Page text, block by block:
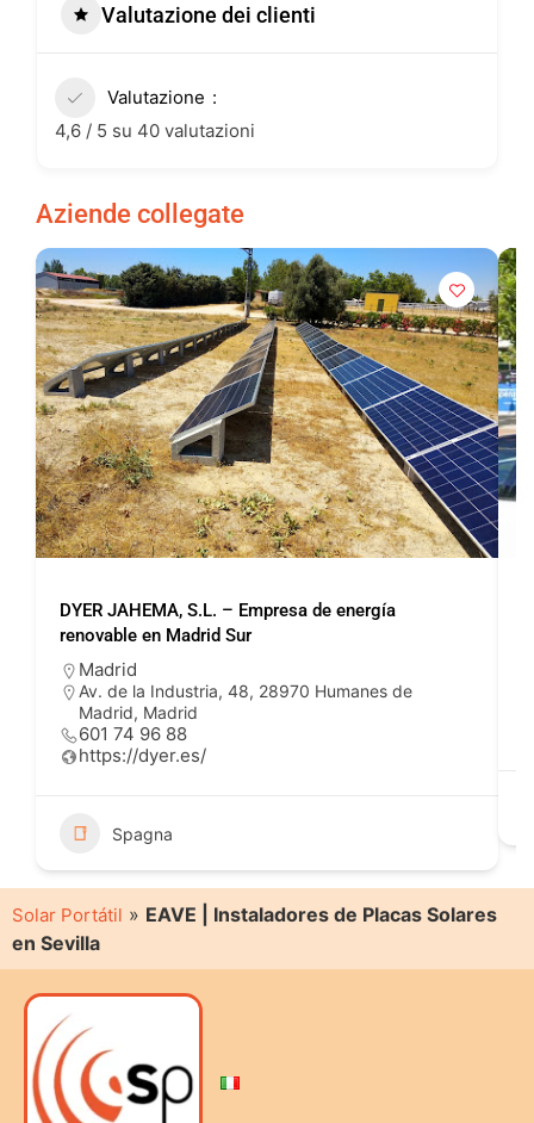
Valutazione dei clienti
Valutazione
4,6 / 5 su 40 valutazioni
Aziende collegate
DYER JAHEMA, S.L. – Empresa de energía
renovable en Madrid Sur
Madrid
Av. de la Industria, 48, 28970 Humanes de
Madrid, Madrid
601 74 96 88
https://dyer.es/
Spagna
Solar Portátil » EAVE | Instaladores de Placas Solares
en Sevilla